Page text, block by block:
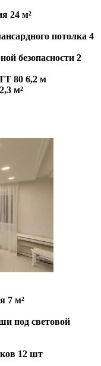
24 м²
потолка 4
безопасности 2
80 6,2 м
2,3 м²
7 м²
под световой
12 шт